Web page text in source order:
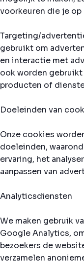
voorkeuren die je
Targeting/
gebruikt om
en interactie met
ook worden
producten of
Doeleinden van
Onze cookies
doeleinden,
ervaring, het
aanpassen van
Analyticsdiensten
We maken gebruik
Google Analytics,
bezoekers de
verzamelen